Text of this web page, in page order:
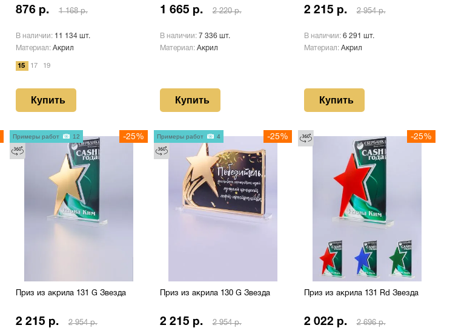
876 р. 1 168 р.
В наличии: 11 134 шт.
Материал: Акрил
15 17 19
Купить
1 665 р. 2 220 р.
В наличии: 7 336 шт.
Материал: Акрил
Купить
2 215 р. 2 954 р.
В наличии: 6 291 шт.
Материал: Акрил
Купить
Приз из акрила 131 G Звезда
2 215 р. 2 954 р.
-25%
Примеры работ 12
Приз из акрила 130 G Звезда
2 215 р. 2 954 р.
-25%
Примеры работ 4
Приз из акрила 131 Rd Звезда
2 022 р. 2 696 р.
-25%